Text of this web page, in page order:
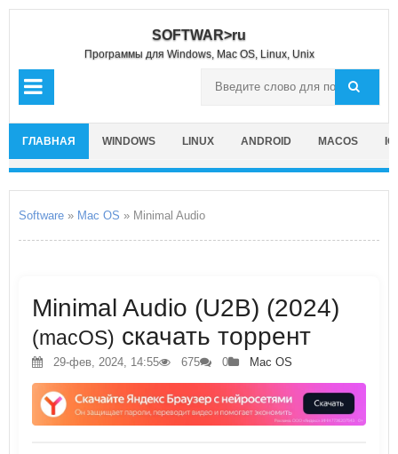
SOFTWAR>ru
Программы для Windows, Mac OS, Linux, Unix
ГЛАВНАЯ WINDOWS LINUX ANDROID MACOS
Software » Mac OS » Minimal Audio
Minimal Audio (U2B) (2024)
(macOS) скачать торрент
29-фев, 2024, 14:55 675 0 Mac OS